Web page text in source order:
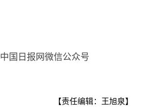
中国日报网微信公众号
【责任编辑：王旭泉】